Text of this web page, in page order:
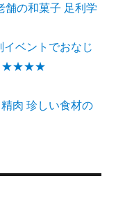
舗の和菓子 足利学
イベントでおなじ
★★★★
肉 珍しい食材の